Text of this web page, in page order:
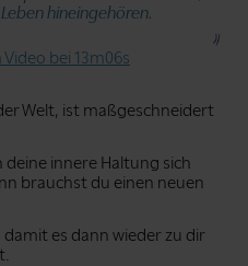
hineingehören.
bei 13m06s
Welt, ist maßgeschneidert
innere Haltung sich
brauchst du einen neuen
es dann wieder zu dir